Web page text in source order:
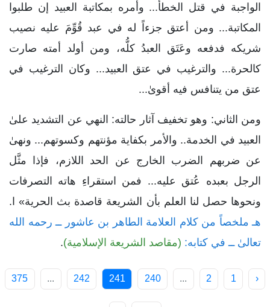
الواجبة في قتل الخطأ... وأمره بمكاتبة العبيد إن طلبوا
المكاتبة... ومن أعتق جزءاً له في عبد قُوِّمَ عليه نصيب
شريكه فدفعه وعَتَق العبدُ كلُّه، ومن أولد أمته صارت
كالحرة... والترغيب في عتق العبيد... وكان الترغيب في
عتق من يتنافس فيه أقوىٰ...
ومن الثاني: وهو تخفيف آثار حالته: النهي عن التشديد علىٰ
العبيد في الخدمة.. والأمر بكفاية مؤنتهم وكسوتهم... ونهىٰ
عن ضربهم الضرب الخارج عن الحد اللازم، فإذا مثَّل
الرجل بعبده عُتق عليه... فمن استقراءِ هاته التصرفات
ونحوها حصل لنا العلم بأن الشريعة قاصدة بث الحرية» ا.
هـ ملخصاً من كلام العلامة الطاهر بن عاشور ــ رحمه الله
تعالىٰ ــ في كتابه: (مقاصد الشريعة الإسلامية).
‹
1
2
...
240
241
242
...
375